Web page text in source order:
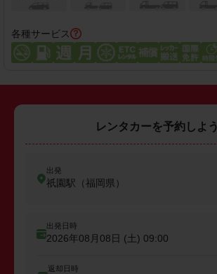
各種サービス
レンタカーを予約しよう
出発
祇園駅（福岡県）
出発日時
2026年08月08日 (土) 09:00
返却日時